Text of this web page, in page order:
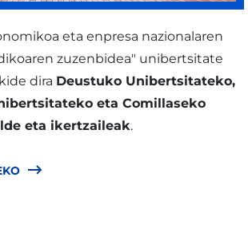
eta enpresa nazionalaren
zuzenbidea" unibertsitate
dira Deustuko Unibertsitateko,
eta Comillaseko
eta ikertzaileak.